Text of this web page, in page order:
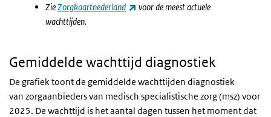
ZieZorgkaartnederland (externe link)
voor de meest actuele
wachttijden.
Gemiddelde wachttijd diagnostiek
De grafiek toont de gemiddelde wachttijden diagnostiek
van zorgaanbieders van medisch specialistische zorg (msz) voor
2025. De wachttijd is het aantal dagen tussen het moment dat